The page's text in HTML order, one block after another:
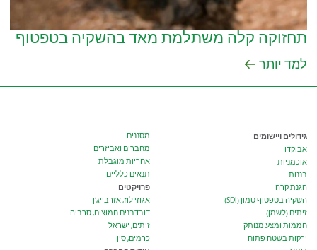
תחזוקה קלה משתלמת מאד בהשקיה בטפטוף
למד יותר
גידולים ויישומים
אבוקדו
אוכמניות
בננות
הגנת קרה
השקיה בטפטוף טמון (SDI)
זיתים (לשמן)
חממות ומצע מנותק
ירקות בשטח פתוח
מסננים
מחברים ואביזרים
אחריות מוגבלת
תנאים כלליים
פרויקטים
אגוזי לוז, אזרבייג’ן
דובדבנים חמוצים, סרביה
זיתים, ישראל
כרמים, סין